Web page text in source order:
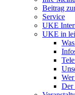
Beitrag
Service
UKE
UKE in
Der